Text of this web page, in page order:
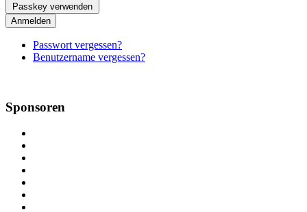
Passkey verwenden
Anmelden
Passwort vergessen?
Benutzername vergessen?
Sponsoren